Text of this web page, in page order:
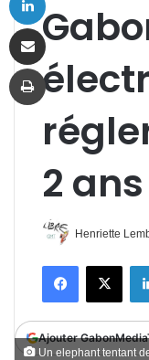
2
Henriette
FacebookX
Ajouter
Un elephant tentant
Partager par email
Imprimer